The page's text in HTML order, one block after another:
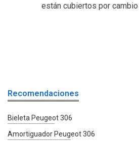
están cubiertos por cambio
Recomendaciones
Bieleta Peugeot 306
Amortiguador Peugeot 306